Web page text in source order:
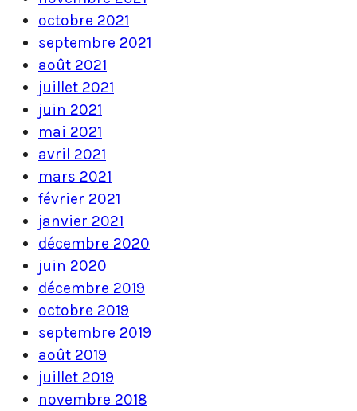
octobre 2021
septembre 2021
août 2021
juillet 2021
juin 2021
mai 2021
avril 2021
mars 2021
février 2021
janvier 2021
décembre 2020
juin 2020
décembre 2019
octobre 2019
septembre 2019
août 2019
juillet 2019
novembre 2018